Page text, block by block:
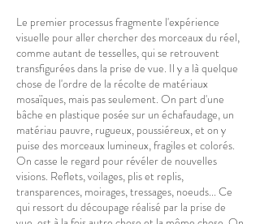
Le premier processus fragmente l'expérience
visuelle pour aller chercher des morceaux du réel,
comme autant de tesselles, qui se retrouvent
transfigurées dans la prise de vue. Il y a là quelque
chose de l'ordre de la récolte de matériaux
mosaïques, mais pas seulement. On part d'une
bâche en plastique posée sur un échafaudage, un
matériau pauvre, rugueux, poussiéreux, et on y
puise des morceaux lumineux, fragiles et colorés.
On casse le regard pour révéler de nouvelles
visions. Reflets, voilages, plis et replis,
transparences, moirages, tressages, noeuds... Ce
qui ressort du découpage réalisé par la prise de